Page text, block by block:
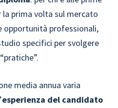
la prima volta sul mercato
opportunità professionali,
specifici per svolgere
media annua varia
esperienza del candidato